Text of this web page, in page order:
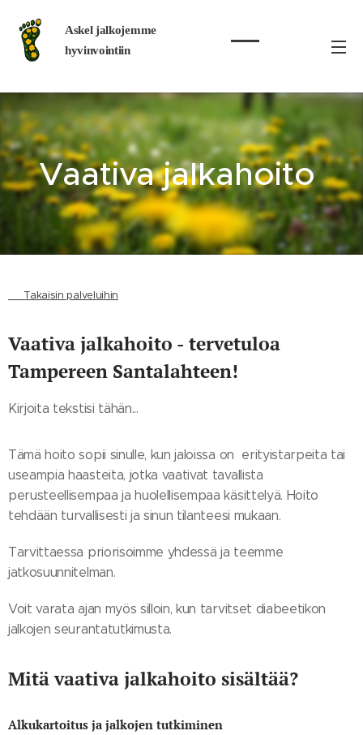
Askel jalkojemme
hyvinvointiin
Vaativa jalkahoito
👉 Takaisin palveluihin
Vaativa jalkahoito - tervetuloa
Tampereen Santalahteen!
Kirjoita tekstisi tähän...
Tämä hoito sopii sinulle, kun jaloissa on erityistarpeita tai
useampia haasteita, jotka vaativat tavallista
perusteellisempaa ja huolellisempaa käsittelyä. Hoito
tehdään turvallisesti ja sinun tilanteesi mukaan.
Tarvittaessa priorisoimme yhdessä ja teemme
jatkosuunnitelman.
Voit varata ajan myös silloin, kun tarvitset diabeetikon
jalkojen seurantatutkimusta.
Mitä vaativa jalkahoito sisältää?
Alkukartoitus ja jalkojen tutkiminen